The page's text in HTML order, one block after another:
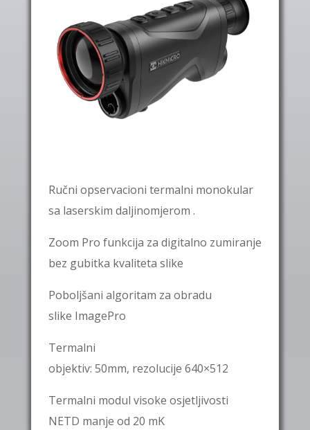
Ručni opservacioni termalni monokular
sa laserskim daljinomjerom .
Zoom Pro funkcija za digitalno zumiranje
bez gubitka kvaliteta slike
Poboljšani algoritam za obradu
slike ImagePro
Termalni
objektiv: 50mm, rezolucije 640×512
Termalni modul visoke osjetljivosti
NETD manje od 20 mK